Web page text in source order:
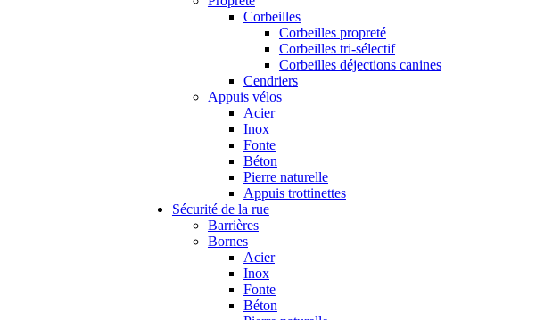
Corbeilles
Corbeilles propreté
Corbeilles tri-sélectif
Corbeilles déjections canines
Cendriers
Appuis vélos
Acier
Inox
Fonte
Béton
Pierre naturelle
Appuis trottinettes
Sécurité de la rue
Barrières
Bornes
Acier
Inox
Fonte
Béton